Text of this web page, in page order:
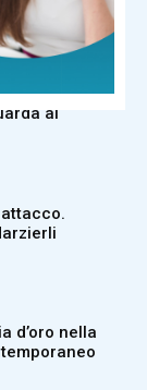
dell’Ariete
al
d’oro nella